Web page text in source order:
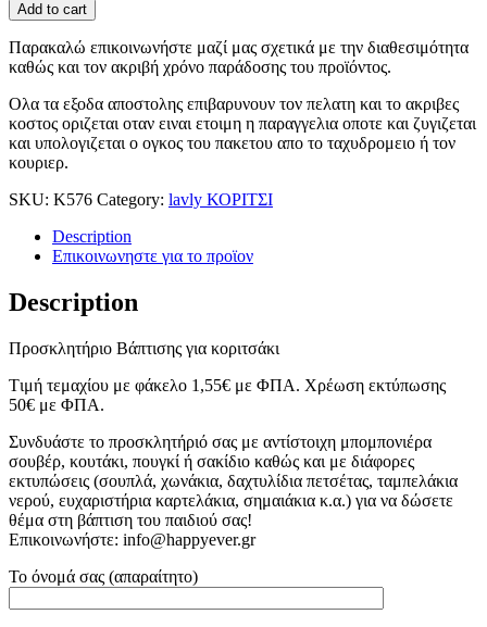
Add to cart
Παρακαλώ επικοινωνήστε μαζί μας σχετικά με την διαθεσιμότητα
καθώς και τον ακριβή χρόνο παράδοσης του προϊόντος.
Ολα τα εξοδα αποστολης επιβαρυνουν τον πελατη και το ακριβες
κοστος οριζεται οταν ειναι ετοιμη η παραγγελια οποτε και ζυγιζεται
και υπολογιζεται ο ογκος του πακετου απο το ταχυδρομειο ή τον
κουριερ.
SKU: Κ576 Category: lavly ΚΟΡΙΤΣΙ
Description
Επικοινωνηστε για το προϊoν
Description
Προσκλητήριο Βάπτισης για κοριτσάκι
Tιμή τεμαχίου με φάκελο 1,55€ με ΦΠΑ. Χρέωση εκτύπωσης
50€ με ΦΠΑ.
Συνδυάστε το προσκλητήριό σας με αντίστοιχη μπομπονιέρα
σουβέρ, κουτάκι, πουγκί ή σακίδιο καθώς και με διάφορες
εκτυπώσεις (σουπλά, χωνάκια, δαχτυλίδια πετσέτας, ταμπελάκια
νερού, ευχαριστήρια καρτελάκια, σημαιάκια κ.α.) για να δώσετε
θέμα στη βάπτιση του παιδιού σας!
Επικοινωνήστε: info@happyever.gr
Το όνομά σας (απαραίτητο)